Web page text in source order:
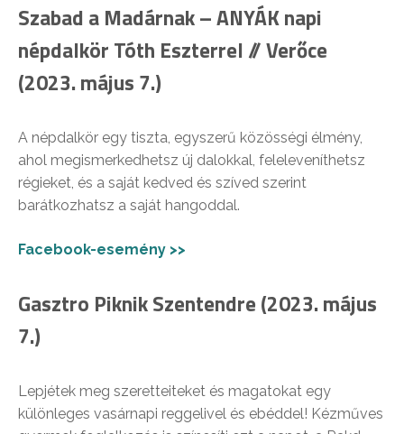
Szabad a Madárnak – ANYÁK napi
népdalkör Tóth Eszterrel // Verőce
(2023. május 7.)
A népdalkör egy tiszta, egyszerű közösségi élmény,
ahol megismerkedhetsz új dalokkal, feleleveníthetsz
régieket, és a saját kedved és szíved szerint
barátkozhatsz a saját hangoddal.
Facebook-esemény >>
Gasztro Piknik Szentendre (2023. május
7.)
Lepjétek meg szeretteiteket és magatokat egy
különleges vasárnapi reggelivel és ebéddel! Kézműves